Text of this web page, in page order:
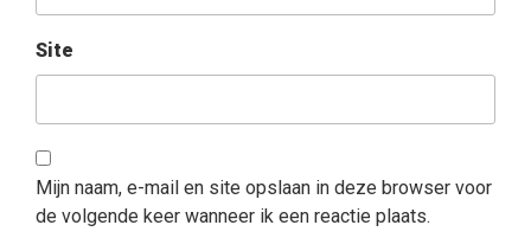
Site
Mijn naam, e-mail en site opslaan in deze browser voor
de volgende keer wanneer ik een reactie plaats.